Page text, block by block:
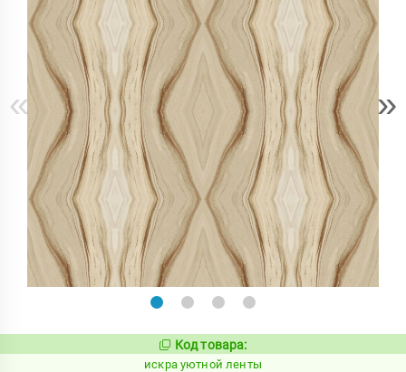
« »
Код:
607543
Код товара:
искра уютной ленты